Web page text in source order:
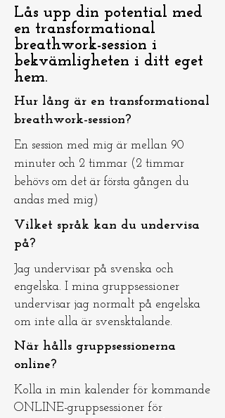
Lås upp din potential med
en transformational
breathwork-session i
bekvämligheten i ditt eget
hem.
Hur lång är en transformational
breathwork-session?
En session med mig är mellan 90
minuter och 2 timmar (2 timmar
behövs om det är första gången du
andas med mig)
Vilket språk kan du undervisa
på?
Jag undervisar på svenska och
engelska. I mina gruppsessioner
undervisar jag normalt på engelska
om inte alla är svensktalande.
När hålls gruppsessionerna
online?
Kolla in min kalender för kommande
ONLINE-gruppsessioner för